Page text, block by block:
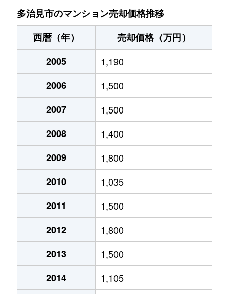
多治見市のマンション売却価格推移
西暦（年）
売却価格（万円）
2005
1,190
2006
1,500
2007
1,500
2008
1,400
2009
1,800
2010
1,035
2011
1,500
2012
1,800
2013
1,500
2014
1,105